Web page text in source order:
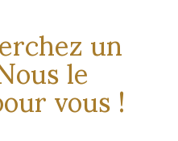
un
le
vous !